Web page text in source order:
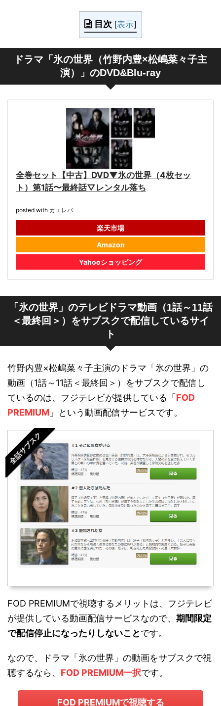
目次 [表示]
ドラマ「氷の世界（竹野内豊×松嶋菜々子主
演）」のDVD&Blu-ray
全巻セット【中古】DVD▼氷の世界（4枚セッ
ト）第1話〜最終話▽レンタル落ち
posted with カエレバ
楽天市場
Amazon
Yahooショッピング
「氷の世界」のテレビドラマ動画（1話～11話
＜最終回＞）をサブスクで配信しているサイ
ト
竹野内豊×松嶋菜々子主演のドラマ「氷の世界」の
動画（1話～11話＜最終回＞）をサブスクで配信し
ているのは、フジテレビが提供している「 FOD
PREMIUM 」という動画配信サービスです。
全話サブスク
FOD PREMIUMで視聴するメリットは、フジテレビ
が提供している動画配信サービスなので、 期間限定
で配信停止になったりしないことです。
なので、ドラマ「氷の世界」の動画をサブスクで視
聴するなら、 FOD PREMIUM一択です。
FOD PREMIUMで視聴する